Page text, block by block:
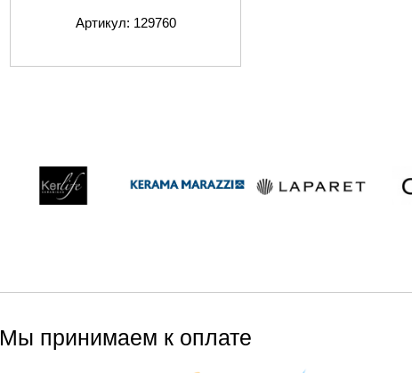
Артикул: 129760
Мы принимаем к оплате